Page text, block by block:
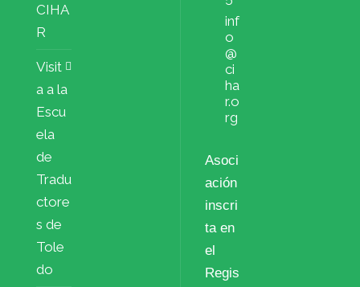
CIHA
R
Visit
a a la
Escu
ela
de
Tradu
ctore
s de
Tole
do
inf
o
@
ci
ha
r.o
rg
Asoci
ación
inscri
ta en
el
Regis